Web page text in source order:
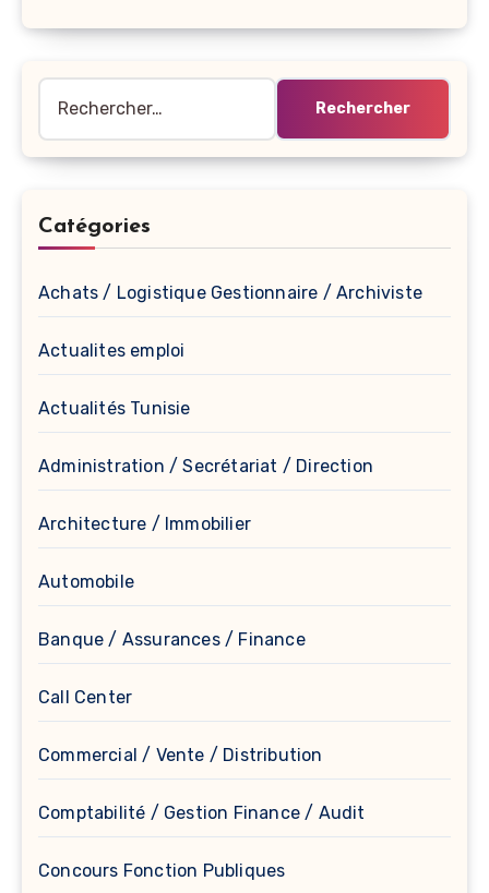
Catégories
Achats / Logistique Gestionnaire / Archiviste
Actualites emploi
Actualités Tunisie
Administration / Secrétariat / Direction
Architecture / Immobilier
Automobile
Banque / Assurances / Finance
Call Center
Commercial / Vente / Distribution
Comptabilité / Gestion Finance / Audit
Concours Fonction Publiques